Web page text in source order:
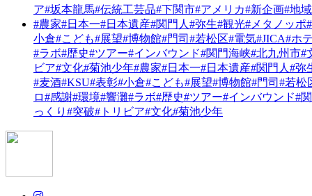
ア#坂本龍馬#伝統工芸品#下関市#アメリカ#新企画#地
#農家#日本一#日本遺産#関門人 #弥生#観光#メタノッポ
小倉#こども#展望#博物館#門司 #若松区#電気#JICA#ホ
#ラボ#歴史#ツアー#インバウンド#関門海峡#北九州市#
ビア#文化#菊池少年#農家#日本一#日本遺産#関門人 #弥
#麦酒#KSU#表彰#小倉#こども#展望#博物館#門司 #若松
ロ#感謝#環境#響灘#ラボ#歴史#ツアー#インバウンド#
っくり #突破#トリビア#文化#菊池少年